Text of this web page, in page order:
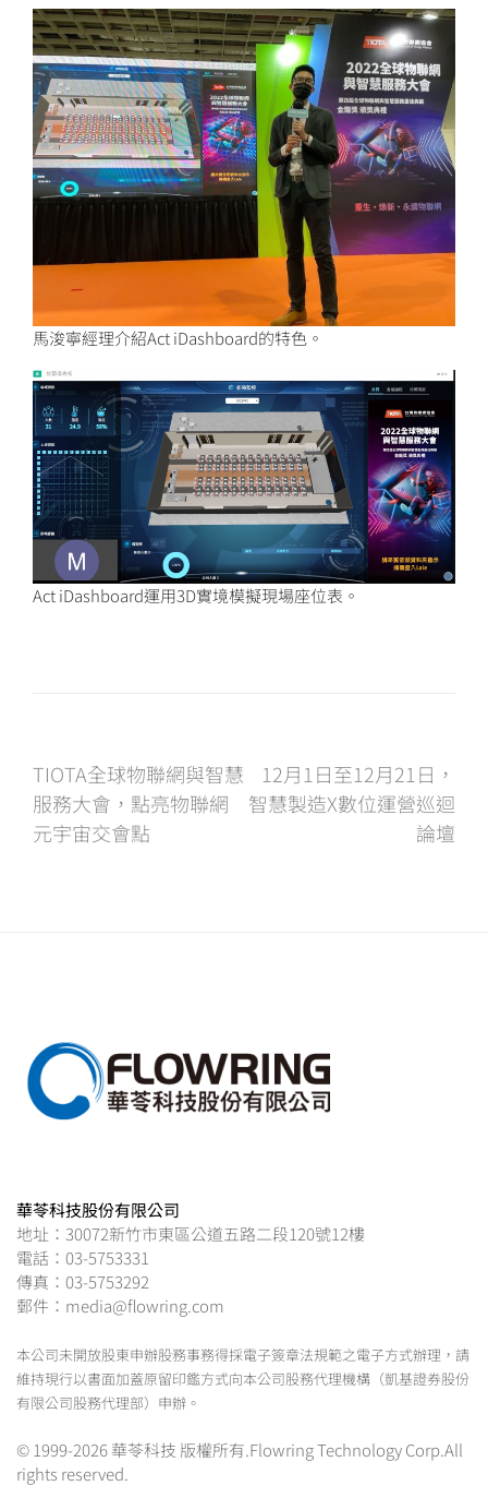
馬浚寧經理介紹Act iDashboard的特色。
Act iDashboard運用3D實境模擬現場座位表。
文
章
TIOTA全球物聯網與智慧
服務大會，點亮物聯網
元宇宙交會點
12月1日至12月21日，
智慧製造X數位運營巡迴
論壇
華苓科技股份有限公司
地址：30072新竹市東區公道五路二段120號12樓
電話：03-5753331
傳真：03-5753292
郵件：media@flowring.com
本公司未開放股東申辦股務事務得採電子簽章法規範之電子方式辦理，請
維持現行以書面加蓋原留印鑑方式向本公司股務代理機構（凱基證券股份
有限公司股務代理部）申辦。
© 1999-2026 華苓科技 版權所有.Flowring Technology Corp.All
rights reserved.